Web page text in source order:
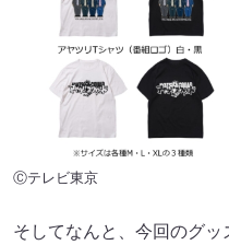
Ⓒテレビ東京
そしてなんと、今回のグ